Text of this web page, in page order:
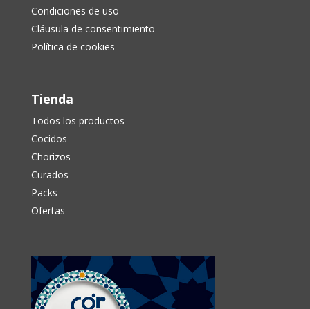
Condiciones de uso
Cláusula de consentimiento
Política de cookies
Tienda
Todos los productos
Cocidos
Chorizos
Curados
Packs
Ofertas